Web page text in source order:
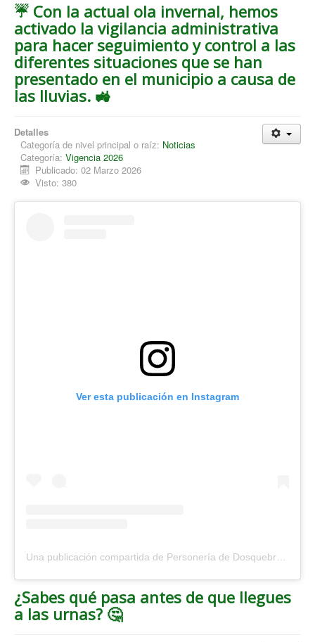
☔️ Con la actual ola invernal, hemos
activado la vigilancia administrativa
para hacer seguimiento y control a las
diferentes situaciones que se han
presentado en el municipio a causa de
las lluvias. 🚜
Detalles
Categoría de nivel principal o raíz: Noticias
Categoría: Vigencia 2026
Publicado: 02 Marzo 2026
Visto: 380
Ver esta publicación en Instagram
Una publicación compartida de Personería de Dosquebradas (@personeriadosquebradas)
¿Sabes qué pasa antes de que llegues
a las urnas? 🤔